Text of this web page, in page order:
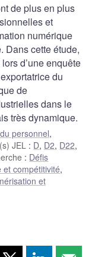
de plus en plus
et
numérique
Dans cette étude,
d’une enquête
du
de
dans le
très dynamique.
personnel,
JEL : D, D2, D22,
: Défis
compétitivité,
et